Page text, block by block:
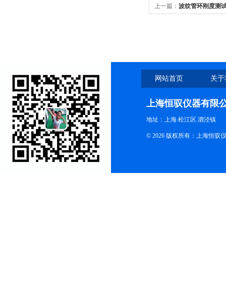
上一篇： 波纹管环刚度测
网站首页 关
上海恒驭仪器有限
地址：上海.松江区.泗泾镇
© 2026 版权所有：上海恒驭